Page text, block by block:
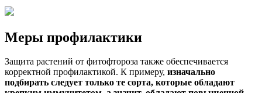
Меры профилактики
Защита растений от фитофтороза также обеспечивается
корректной профилактикой. К примеру, изначально
подбирать следует только те сорта, которые обладают